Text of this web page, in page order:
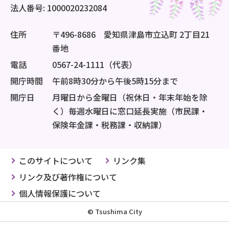
法人番号: 1000020232084
住所
〒496-8686 愛知県津島市立込町 2丁目21
番地
電話
0567-24-1111（代表）
開庁時間
午前8時30分から午後5時15分まで
開庁日
月曜日から金曜日（祝休日・年末年始を除
く）毎週水曜日に窓口延長実施（市民課・
保険年金課・税務課・収納課）
このサイトについて
リンク集
リンク及び著作権について
個人情報保護について
© Tsushima City